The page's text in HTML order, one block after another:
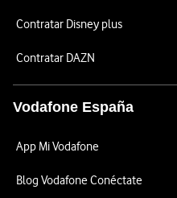
Contratar Disney plus
Contratar DAZN
Vodafone España
App Mi Vodafone
Blog Vodafone Conéctate